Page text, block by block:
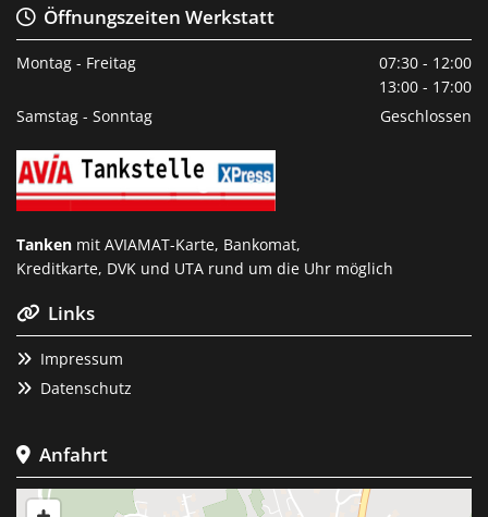
Öffnungszeiten Werkstatt
Montag - Freitag
07:30 - 12:00
13:00 - 17:00
Samstag - Sonntag
Geschlossen
Tanken mit AVIAMAT-Karte, Bankomat,
Kreditkarte, DVK und UTA rund um die Uhr möglich
 Links
 Impressum
 Datenschutz
 Anfahrt